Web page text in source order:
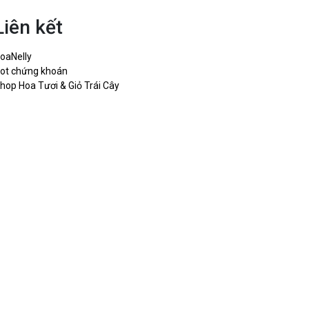
kết
chứng khoán
Hoa Tươi & Giỏ Trái Cây